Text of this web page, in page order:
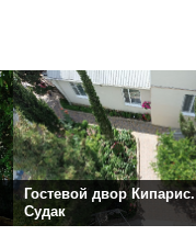
Гостевой двор Кипарис.
Судак